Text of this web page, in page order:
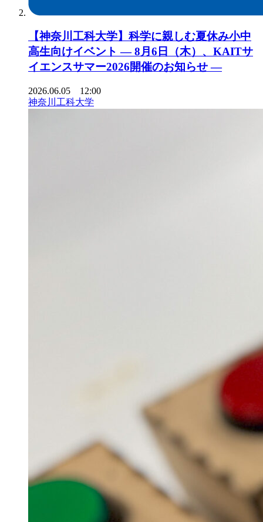
【神奈川工科大学】科学に親しむ夏休み小中
高生向けイベント ― 8月6日（木）、KAITサ
イエンスサマー2026開催のお知らせ ―
2026.06.05 12:00
神奈川工科大学